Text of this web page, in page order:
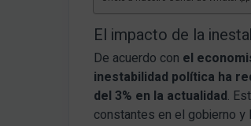
El impacto de la
De acuerdo con el
inestabilidad política ha
del 3% en la actualidad.
constantes en el gobierno